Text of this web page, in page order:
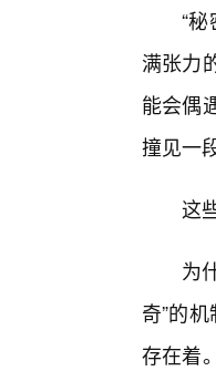
“
满张力
能会偶
撞见一
这
为
奇”的
存在着